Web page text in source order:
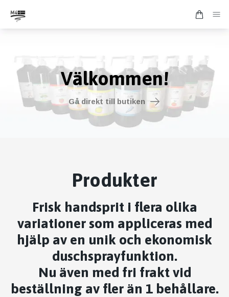
Välkommen!
Gå direkt till butiken
Produkter
Frisk handsprit i flera olika
variationer som appliceras med
hjälp av en unik och ekonomisk
duschsprayfunktion.
Nu även med fri frakt vid
beställning av fler än 1 behållare.